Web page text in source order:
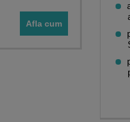
Afla cum